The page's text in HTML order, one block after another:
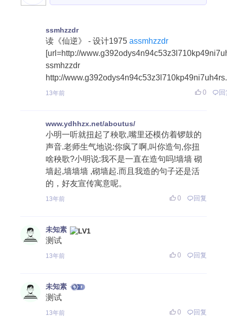
ssmhzzdr
读《仙逆》 - 设计1975 assmhzzdr
[url=http://
ssmhzzdr
http://
13年前 0
www.ydhhzx.net/aboutus/
小明一听就扭起了秧歌,嘴里还模仿着锣鼓的
声音.老师生气地说:你疯了啊,叫你造句,你扭
啥秧歌?小明说:我不是一直在造句吗!墙墙 砌
墙起,墙墙墙 ,砌墙起.而且我造的句子还是活
的，好友宣传寓意呢。
13年前 0 回复
未知素
测试
13年前 0 回复
未知素
测试
13年前 0 回复